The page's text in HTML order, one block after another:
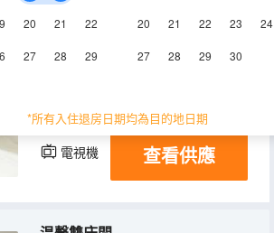
20 21 22
27 28 29
20 21 22 23 24
27 28 29 30
*所有入住退房日期均為目的地日期
普通房（公共衞浴）
10㎡ 1層 空調
電視機 查看供應